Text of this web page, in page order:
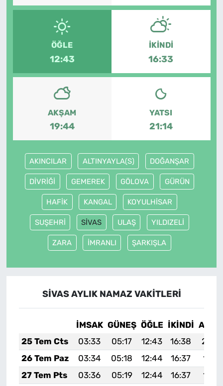
ÖĞLE
12:43
İKINDI
16:33
AKŞAM
19:44
YATSI
21:14
AKINCILAR ALTINYAYLA(S) DOĞANŞAR
DİVRİĞİ GEMEREK GÖLOVA GÜRÜN
HAFİK KANGAL KOYULHİSAR
SUŞEHRİ SİVAS ULAŞ YILDIZELİ
ZARA İMRANLI ŞARKIŞLA
SİVAS AYLIK NAMAZ VAKITLERI
İMSAK GÜNEŞ ÖĞLE İKINDI
25 Tem Cts
03:33 05:17 12:43 16:38
26 Tem Paz
03:34 05:18 12:44 16:37
27 Tem Pts
03:36 05:19 12:44 16:37